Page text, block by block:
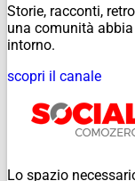
Storie, racconti,
una comunità
intorno.
scopri il canale
Lo spazio